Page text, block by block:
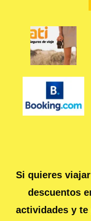
Si quieres
descuentos
actividades y